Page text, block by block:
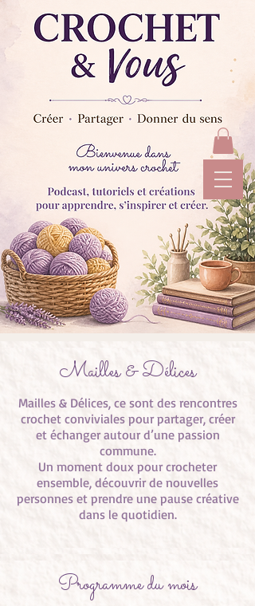
Mailles & Délices
Mailles & Délices, ce sont des rencontres
crochet conviviales pour partager, créer
et échanger autour d’une passion
commune.
Un moment doux pour crocheter
ensemble, découvrir de nouvelles
personnes et prendre une pause créative
dans le quotidien.
Programme du mois